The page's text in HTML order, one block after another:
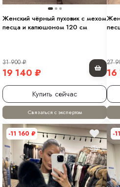
Женский чёрный пуховик с мехом
песца и капюшоном 120 см
31 900₽
19 140 ₽
Купить сейчас
Связаться с экспертом
27
-11 160 ₽ -